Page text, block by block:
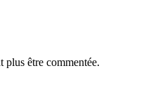
plus être commentée.